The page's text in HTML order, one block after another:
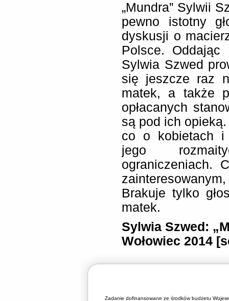
„Mundra” Sylwii
pewno istotny
dyskusji o
Polsce. Oddając
Sylwia Szwed
się jeszcze raz
matek, a także
opłacanych
są pod ich
co o kobietach i
jego
ograniczeniach.
Brakuje tylko
matek.
Sylwia Szwed:
Wołowiec 2014
Zadanie dofinansowane ze środków budżetu